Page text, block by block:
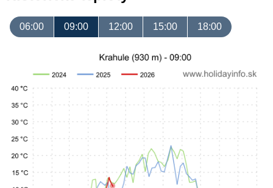
06:00 09:00 12:00 15:00 18:00